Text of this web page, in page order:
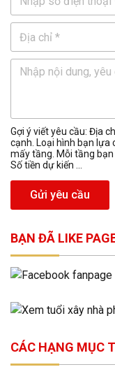
Gợi ý viết yêu cầu: Địa
cạnh. Loại hình bạn lựa
mấy tầng. Mỗi tầng bạn
Số tiền dự kiến ...
Gửi yêu cầu
BẠN ĐÃ LIKE
CÁC HẠNG MỤC